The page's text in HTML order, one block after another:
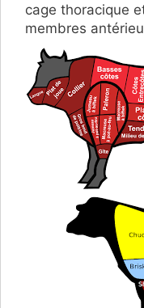
cage thoracique
membres